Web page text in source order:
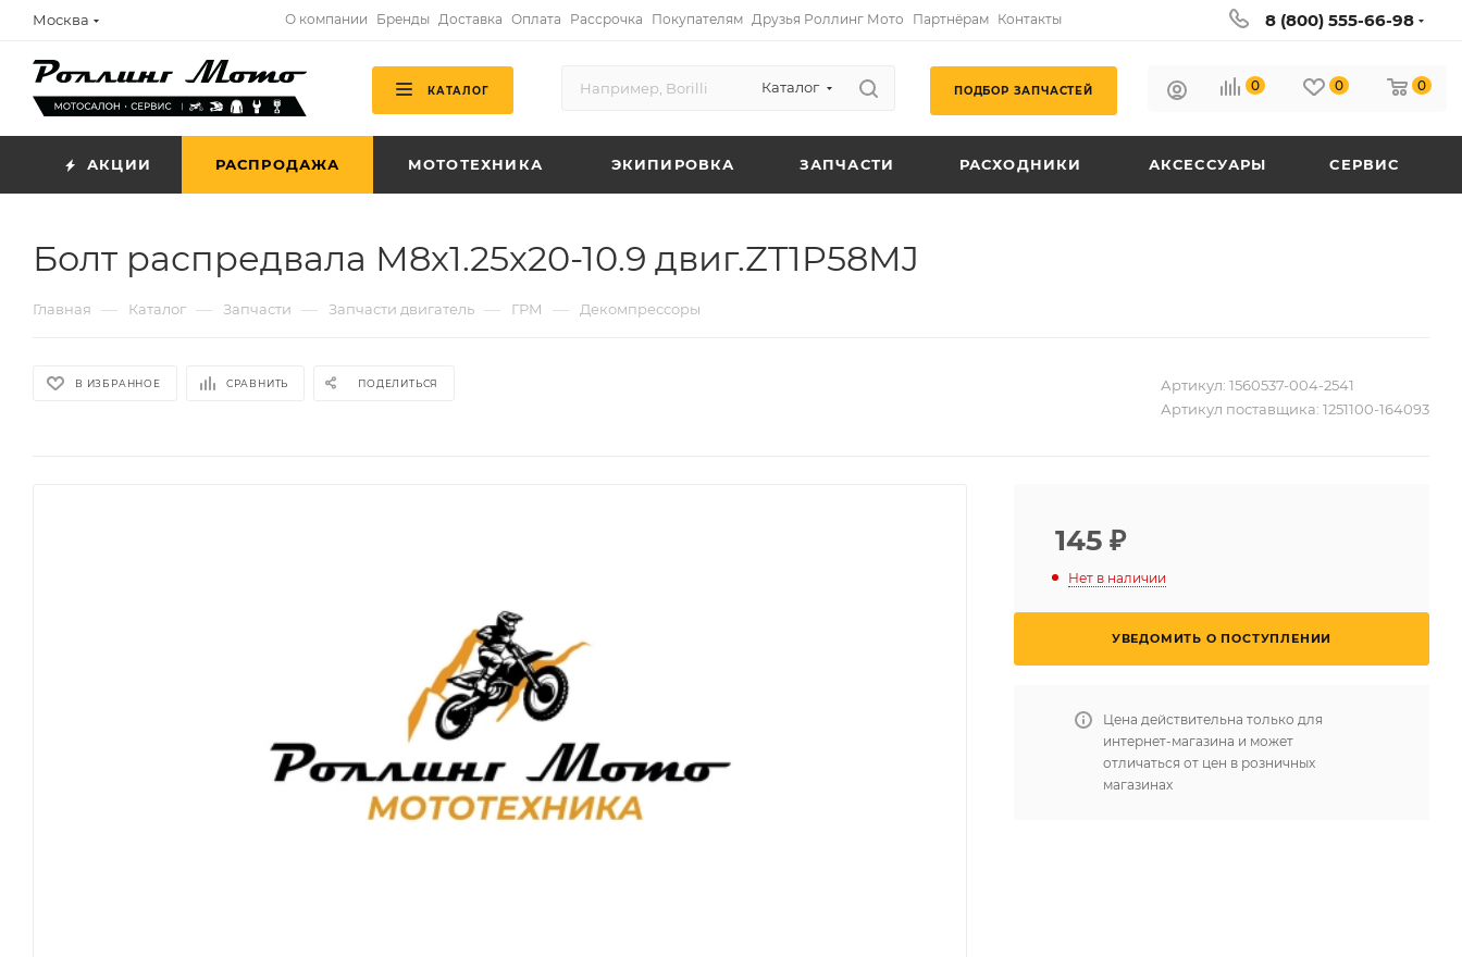
Москва О компании Бренды Доставка Оплата Рассрочка Покупателям Друзья Роллинг Мото Партнёрам Контакты 8 (800) 555-66-98
КАТАЛОГ Каталог ПОДБОР ЗАПЧАСТЕЙ 0 0 0
АКЦИИ РАСПРОДАЖА МОТОТЕХНИКА ЭКИПИРОВКА ЗАПЧАСТИ РАСХОДНИКИ АКСЕССУАРЫ СЕРВИС
Болт распредвала М8х1.25х20-10.9 двиг.ZT1P58MJ
Главная — Каталог — Запчасти — Запчасти двигатель — ГРМ — Декомпрессоры
В ИЗБРАННОЕ СРАВНИТЬ ПОДЕЛИТЬСЯ Артикул: 1560537-004-2541
Артикул поставщика: 1251100-164093
145 ₽
Нет в наличии
УВЕДОМИТЬ О ПОСТУПЛЕНИИ
Цена действительна только для
интернет-магазина и может
отличаться от цен в розничных
магазинах